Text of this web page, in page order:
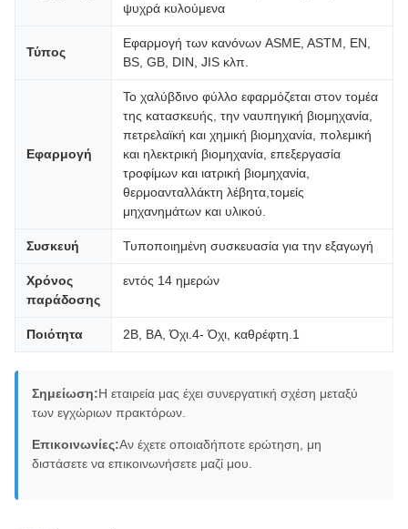
ψυχρά κυλούμενα
Τύπος
Εφαρμογή των κανόνων ASME, ASTM, EN,
BS, GB, DIN, JIS κλπ.
Εφαρμογή
Το χαλύβδινο φύλλο εφαρμόζεται στον τομέα
της κατασκευής, την ναυπηγική βιομηχανία,
πετρελαϊκή και χημική βιομηχανία, πολεμική
και ηλεκτρική βιομηχανία, επεξεργασία
τροφίμων και ιατρική βιομηχανία,
θερμοανταλλάκτη λέβητα,τομείς
μηχανημάτων και υλικού.
Συσκευή Τυποποιημένη συσκευασία για την εξαγωγή
Χρόνος
παράδοσης
εντός 14 ημερών
Ποιότητα 2Β, ΒΑ, Όχι.4- Όχι, καθρέφτη.1
Σημείωση:Η εταιρεία μας έχει συνεργατική σχέση μεταξύ
των εγχώριων πρακτόρων.
Επικοινωνίες:Αν έχετε οποιαδήποτε ερώτηση, μη
διστάσετε να επικοινωνήσετε μαζί μου.